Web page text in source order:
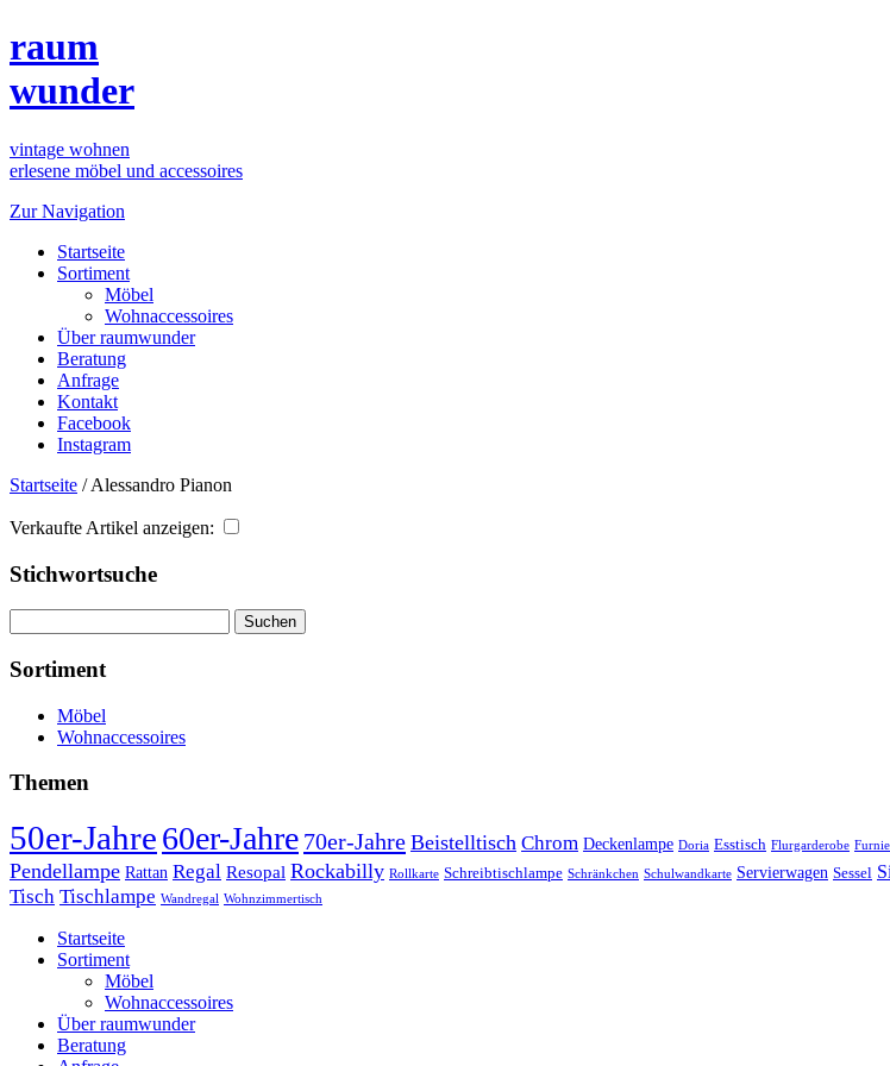
raum
wunder
vintage wohnen
erlesene möbel und accessoires
Zur Navigation
Startseite
Sortiment
Möbel
Wohnaccessoires
Über raumwunder
Beratung
Anfrage
Kontakt
Facebook
Instagram
Startseite /Alessandro Pianon
Verkaufte Artikel anzeigen:
Stichwortsuche
nach:
Sortiment
Möbel
Wohnaccessoires
Themen
50er-Jahre60er-Jahre 70er-Jahre Beistelltisch Chrom Deckenlampe Doria Esstisch Flurgarderobe
Pendellampe Rattan Regal Resopal Rockabilly Rollkarte Schreibtischlampe Schränkchen Schulwandkarte Servierwagen Sessel
Tisch Tischlampe Wandregal Wohnzimmertisch
Startseite
Sortiment
Möbel
Wohnaccessoires
Über raumwunder
Beratung